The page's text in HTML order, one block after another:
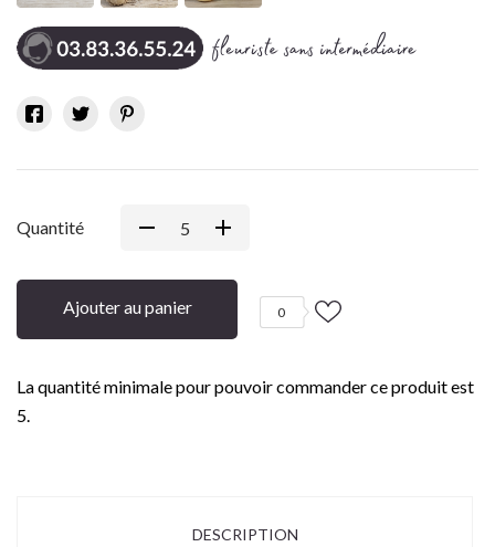
Quantité
Ajouter au panier 0
La quantité minimale pour pouvoir commander ce produit est
5.
DESCRIPTION